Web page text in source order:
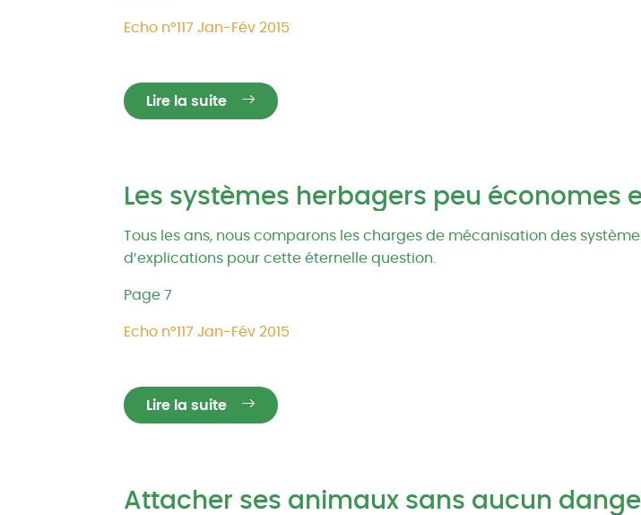
Echo n°117 Jan-Fév 2015
Lire la suite
Les systèmes herbagers peu économes
Tous les ans, nous comparons les charges de mécanisation des
d’explications pour cette éternelle question.
Page 7
Echo n°117 Jan-Fév 2015
Lire la suite
Attacher ses animaux sans aucun